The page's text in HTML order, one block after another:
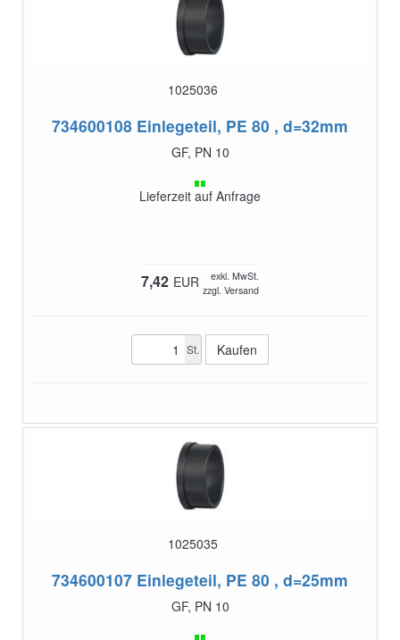
1025036
734600108 Einlegeteil, PE 80 , d=32mm
GF, PN 10
Lieferzeit auf Anfrage
7,42 EUR
exkl. MwSt.
zzgl. Versand
St.
1025035
734600107 Einlegeteil, PE 80 , d=25mm
GF, PN 10